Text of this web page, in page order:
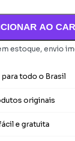
AO
estoque, envio
todo o Brasil
originais
e gratuita